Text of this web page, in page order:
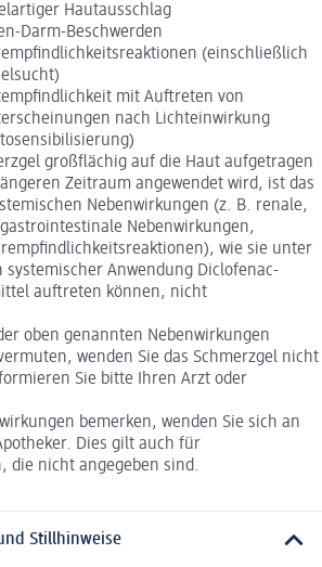
Hautausschlag
Darm-Beschwerden
(einschließlich
mit Auftreten von
nach Lichteinwirkung
großflächig auf die Haut aufgetragen
Zeitraum angewendet wird, ist das
Nebenwirkungen (z. B. renale,
Nebenwirkungen,
wie sie unter
systemischer Anwendung Diclofenac-
auftreten können, nicht
oben genannten Nebenwirkungen
wenden Sie das Schmerzgel nicht
Sie bitte Ihren Arzt oder
bemerken, wenden Sie sich an
Dies gilt auch für
die nicht angegeben sind.
Stillhinweise